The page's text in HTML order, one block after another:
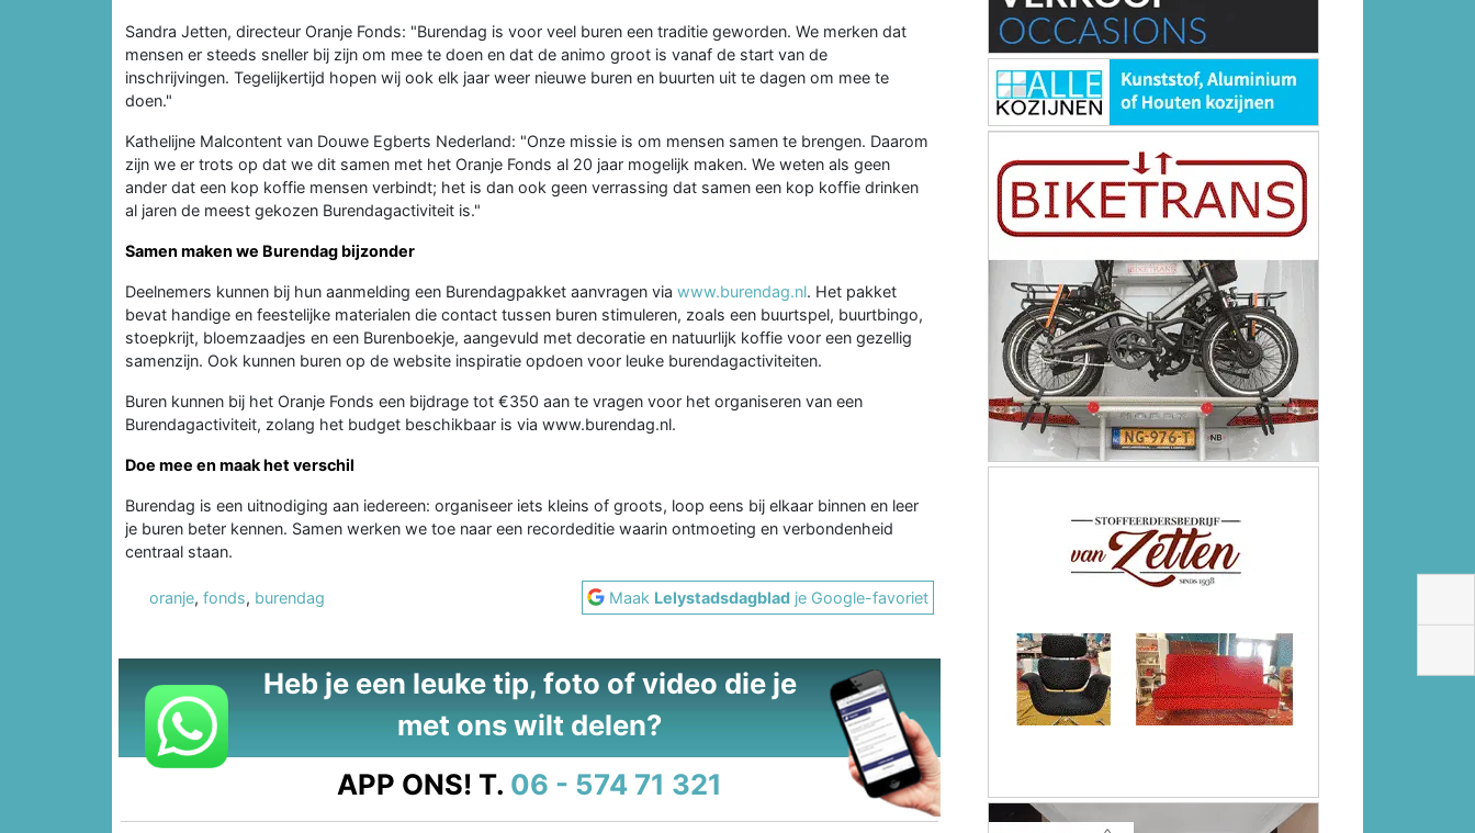
Sandra Jetten, directeur Oranje Fonds: "Burendag is voor veel buren een traditie geworden. We merken dat
mensen er steeds sneller bij zijn om mee te doen en dat de animo groot is vanaf de start van de
inschrijvingen. Tegelijkertijd hopen wij ook elk jaar weer nieuwe buren en buurten uit te dagen om mee te
doen."
Kathelijne Malcontent van Douwe Egberts Nederland: "Onze missie is om mensen samen te brengen. Daarom
zijn we er trots op dat we dit samen met het Oranje Fonds al 20 jaar mogelijk maken. We weten als geen
ander dat een kop koffie mensen verbindt; het is dan ook geen verrassing dat samen een kop koffie drinken
al jaren de meest gekozen Burendagactiviteit is."
Samen maken we Burendag bijzonder
Deelnemers kunnen bij hun aanmelding een Burendagpakket aanvragen via www.burendag.nl. Het pakket
bevat handige en feestelijke materialen die contact tussen buren stimuleren, zoals een buurtspel, buurtbingo,
stoepkrijt, bloemzaadjes en een Burenboekje, aangevuld met decoratie en natuurlijk koffie voor een gezellig
samenzijn. Ook kunnen buren op de website inspiratie opdoen voor leuke burendagactiviteiten.
Buren kunnen bij het Oranje Fonds een bijdrage tot €350 aan te vragen voor het organiseren van een
Burendagactiviteit, zolang het budget beschikbaar is via www.burendag.nl.
Doe mee en maak het verschil
Burendag is een uitnodiging aan iedereen: organiseer iets kleins of groots, loop eens bij elkaar binnen en leer
je buren beter kennen. Samen werken we toe naar een recordeditie waarin ontmoeting en verbondenheid
centraal staan.
oranje, fonds, burendag Maak Lelystadsdagblad je Google-favoriet
Heb je een leuke tip, foto of video die je
met ons wilt delen?
APP ONS! T. 06 - 574 71 321